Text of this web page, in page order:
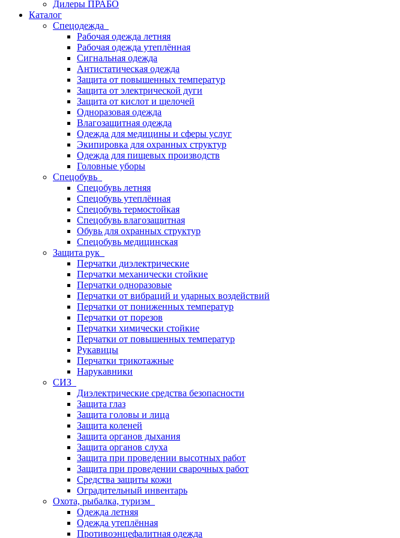
Дилеры ПРАБО
Каталог
Спецодежда
Рабочая одежда летняя
Рабочая одежда утеплённая
Сигнальная одежда
Антистатическая одежда
Защита от повышенных температур
Защита от электрической дуги
Защита от кислот и щелочей
Одноразовая одежда
Влагозащитная одежда
Одежда для медицины и сферы услуг
Экипировка для охранных структур
Одежда для пищевых производств
Головные уборы
Спецобувь
Спецобувь летняя
Спецобувь утеплённая
Спецобувь термостойкая
Спецобувь влагозащитная
Обувь для охранных структур
Спецобувь медицинская
Защита рук
Перчатки диэлектрические
Перчатки механически стойкие
Перчатки одноразовые
Перчатки от вибраций и ударных воздействий
Перчатки от пониженных температур
Перчатки от порезов
Перчатки химически стойкие
Перчатки от повышенных температур
Рукавицы
Перчатки трикотажные
Нарукавники
СИЗ
Диэлектрические средства безопасности
Защита глаз
Защита головы и лица
Защита коленей
Защита органов дыхания
Защита органов слуха
Защита при проведении высотных работ
Защита при проведении сварочных работ
Средства защиты кожи
Оградительный инвентарь
Охота, рыбалка, туризм
Одежда летняя
Одежда утеплённая
Противоэнцефалитная одежда